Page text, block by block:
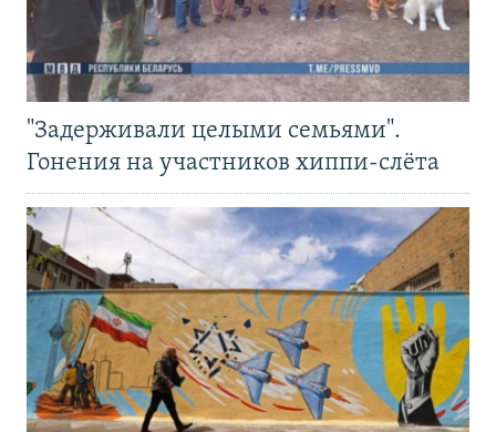
"Задерживали целыми семьями".
Гонения на участников хиппи-слёта